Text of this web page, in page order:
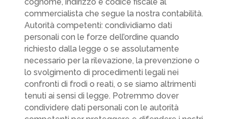
commercialista che segue la nostra contabilità.
Autorità competenti: condividiamo dati
personali con le forze dell’ordine quando
richiesto dalla legge o se assolutamente
necessario per la rilevazione, la prevenzione o
lo svolgimento di procedimenti legali nei
confronti di frodi o reati, o se siamo altrimenti
tenuti ai sensi di legge. Potremmo dover
condividere dati personali con le autorità